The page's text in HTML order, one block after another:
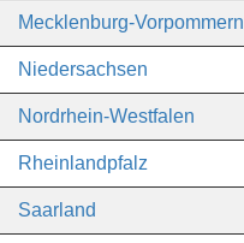
Mecklenburg-Vorpommern
Niedersachsen
Nordrhein-Westfalen
Rheinlandpfalz
Saarland